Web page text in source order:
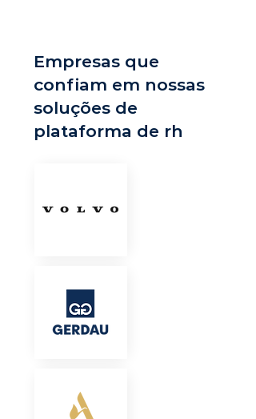
Empresas que
confiam em nossas
soluções de
plataforma de rh